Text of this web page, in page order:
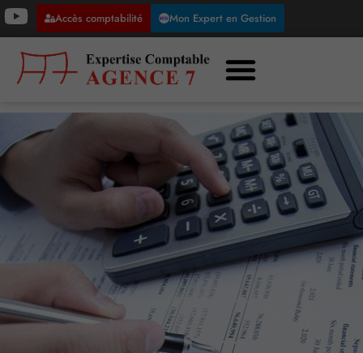
Accès comptabilité Mon Expert en Gestion